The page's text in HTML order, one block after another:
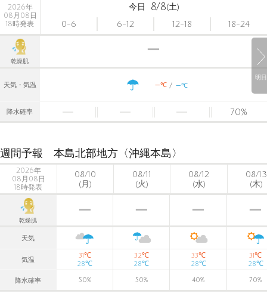
明日
2026年
08月08日
18時発表
今日 8/8(土)
0-6
6-12 12-18 18-24
乾燥肌
天気・気温 -℃ -℃
降水確率 70%
週間予報 本島北部地方〈沖縄本島〉
2026年
08月08日
18時発表
08/10
(月)
08/11
(火)
08/12
(水)
08/13
(木)
乾燥肌
天気
気温
31℃
28℃
32℃
28℃
33℃
28℃
31℃
28℃
降水確率 50% 50% 40% 70%